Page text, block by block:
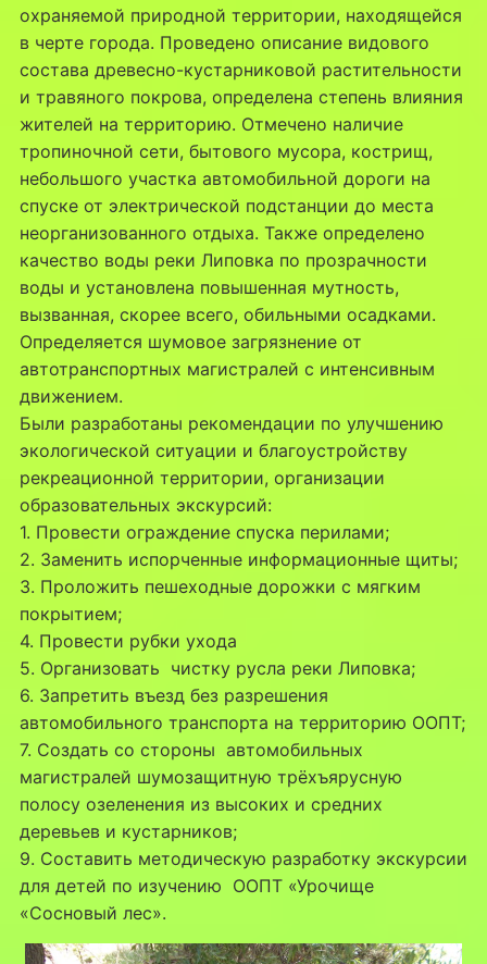
охраняемой природной территории, находящейся
в черте города. Проведено описание видового
состава древесно-кустарниковой растительности
и травяного покрова, определена степень влияния
жителей на территорию. Отмечено наличие
тропиночной сети, бытового мусора, кострищ,
небольшого участка автомобильной дороги на
спуске от электрической подстанции до места
неорганизованного отдыха. Также определено
качество воды реки Липовка по прозрачности
воды и установлена повышенная мутность,
вызванная, скорее всего, обильными осадками.
Определяется шумовое загрязнение от
автотранспортных магистралей с интенсивным
движением.
Были разработаны рекомендации по улучшению
экологической ситуации и благоустройству
рекреационной территории, организации
образовательных экскурсий:
1. Провести ограждение спуска перилами;
2. Заменить испорченные информационные щиты;
3. Проложить пешеходные дорожки с мягким
покрытием;
4. Провести рубки ухода
5. Организовать чистку русла реки Липовка;
6. Запретить въезд без разрешения
автомобильного транспорта на территорию ООПТ;
7. Создать со стороны автомобильных
магистралей шумозащитную трёхъярусную
полосу озеленения из высоких и средних
деревьев и кустарников;
9. Составить методическую разработку экскурсии
для детей по изучению ООПТ «Урочище
«Сосновый лес».